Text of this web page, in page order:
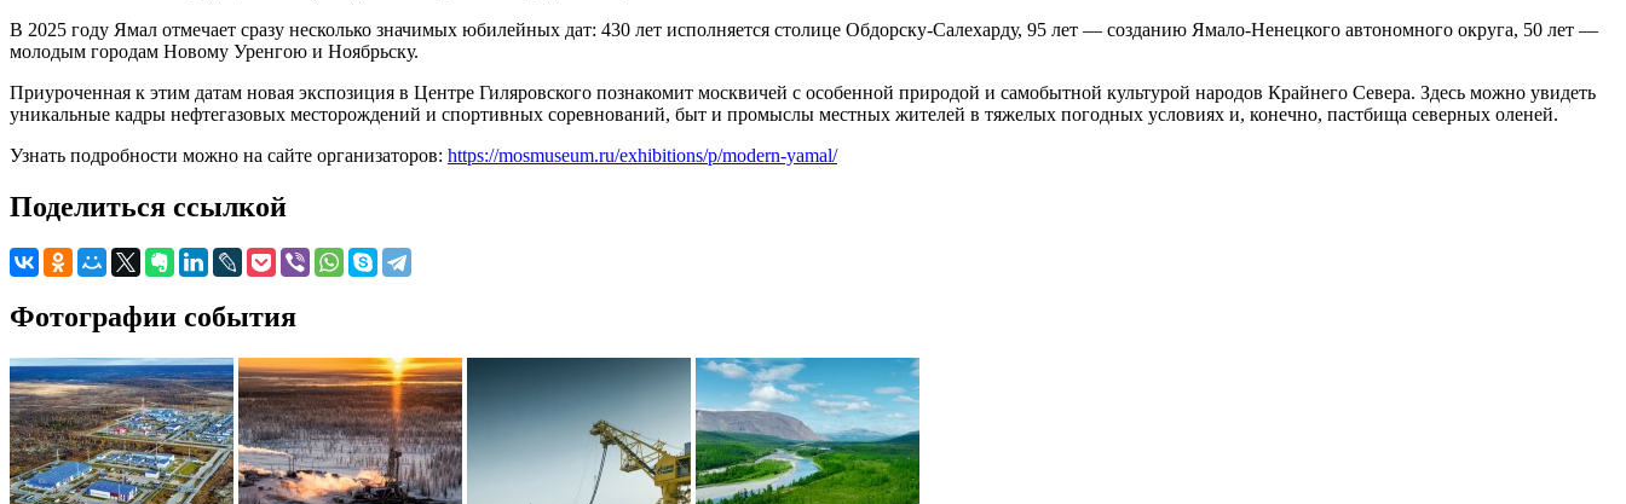
В 2025 году Ямал отмечает сразу несколько значимых юбилейных дат: 430 лет исполняется столице Обдорску-Салехарду, 95 лет — созданию Ямало-Ненецкого автономного округа, 50 лет —
молодым городам Новому Уренгою и Ноябрьску.
Приуроченная к этим датам новая экспозиция в Центре Гиляровского познакомит москвичей с особенной природой и самобытной культурой народов Крайнего Севера. Здесь можно увидеть
уникальные кадры нефтегазовых месторождений и спортивных соревнований, быт и промыслы местных жителей в тяжелых погодных условиях и, конечно, пастбища северных оленей.
Узнать подробности можно на сайте организаторов: https://mosmuseum.ru/exhibitions/p/modern-yamal/
Поделиться ссылкой
Фотографии события